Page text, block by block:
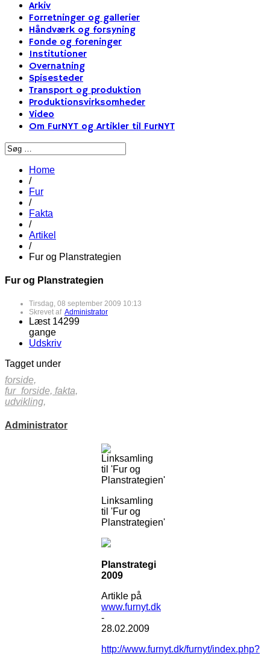
Arkiv
Forretninger og gallerier
Håndværk og forsyning
Fonde og foreninger
Institutioner
Overnatning
Spisesteder
Transport og produktion
Produktionsvirksomheder
Video
Om FurNYT og Artikler til FurNYT
Home
/
Fur
/
Fakta
/
Artikel
/
Fur og Planstrategien
Fur og Planstrategien
Tirsdag, 08 september 2009 10:13
Skrevet af Administrator
Læst 14299
gange
Udskriv
Tagget under
forside,
fur_forside, fakta,
udvikling,
Administrator
Linksamling
til 'Fur og
Planstrategien'
Linksamling
til 'Fur og
Planstrategien'
Planstrategi
2009
Artikle på
www.furnyt.dk
-
28.02.2009
http://www.furnyt.dk/furnyt/index.php?